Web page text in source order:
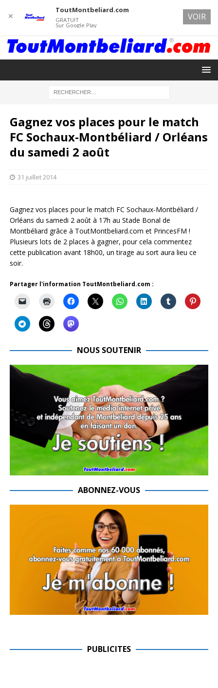
Gagnez vos places pour le match
FC Sochaux-Montbéliard / Orléans
du samedi 2 août
31 juillet 2014
Gagnez vos places pour le match FC Sochaux-Montbéliard /
Orléans du samedi 2 août à 17h au Stade Bonal de
Montbéliard grâce à ToutMontbeliard.com et PrincesFM !
Plusieurs lots de 2 places à gagner, pour cela commentez
cette publication avant 18h00, un tirage au sort aura lieu ce
soir.
Partager l'information ToutMontbeliard.com :
NOUS SOUTENIR
ABONNEZ-VOUS
PUBLICITES
✕
ToutMontbeliard.com
GRATUIT
Sur Google Play
VOIR